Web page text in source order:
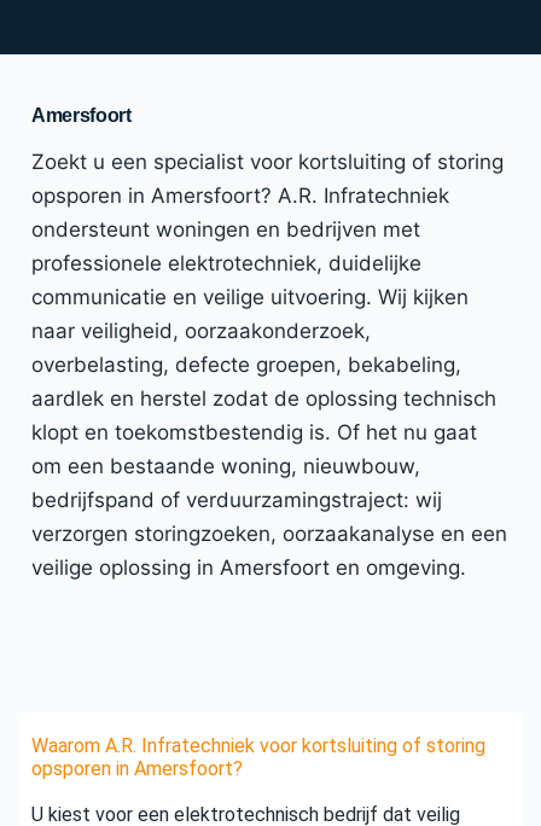
Amersfoort
Zoekt u een specialist voor kortsluiting of storing
opsporen in Amersfoort? A.R. Infratechniek
ondersteunt woningen en bedrijven met
professionele elektrotechniek, duidelijke
communicatie en veilige uitvoering. Wij kijken
naar veiligheid, oorzaakonderzoek,
overbelasting, defecte groepen, bekabeling,
aardlek en herstel zodat de oplossing technisch
klopt en toekomstbestendig is. Of het nu gaat
om een bestaande woning, nieuwbouw,
bedrijfspand of verduurzamingstraject: wij
verzorgen storingzoeken, oorzaakanalyse en een
veilige oplossing in Amersfoort en omgeving.
Waarom A.R. Infratechniek voor kortsluiting of storing
opsporen in Amersfoort?
U kiest voor een elektrotechnisch bedrijf dat veilig